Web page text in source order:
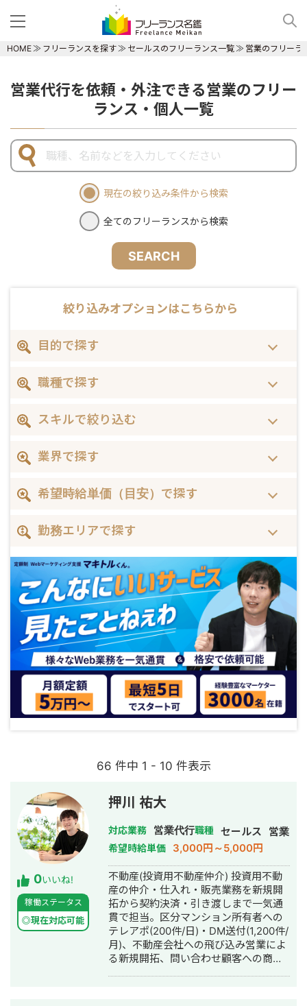
HOME フリーランスを探す セールスのフリーランス一覧 営業のフリーラ
営業代行を依頼・外注できる営業のフリー
ランス・個人一覧
現在の絞り込み条件から検索
全てのフリーランスから検索
SEARCH
絞り込みオプションはこちらから
目的で探す
職種で探す
スキルで絞り込む
業界で探す
希望時給単価（目安）で探す
勤務エリアで探す
66 件中 1 - 10 件表示
0いいね!
稼働ステータス
◎現在対応可能
押川 祐大
対応業務 営業代行職種 セールス 営業
希望時給単価 3,000円～5,000円
不動産(投資用不動産仲介) 投資用不動
産の仲介・仕入れ・販売業務を新規開
拓から契約決済・引き渡しまで一気通
貫で担当。区分マンション所有者への
テレアポ(200件/日)・DM送付(1,200件/
月)、不動産会社への飛び込み営業によ
る新規開拓、問い合わせ顧客への商